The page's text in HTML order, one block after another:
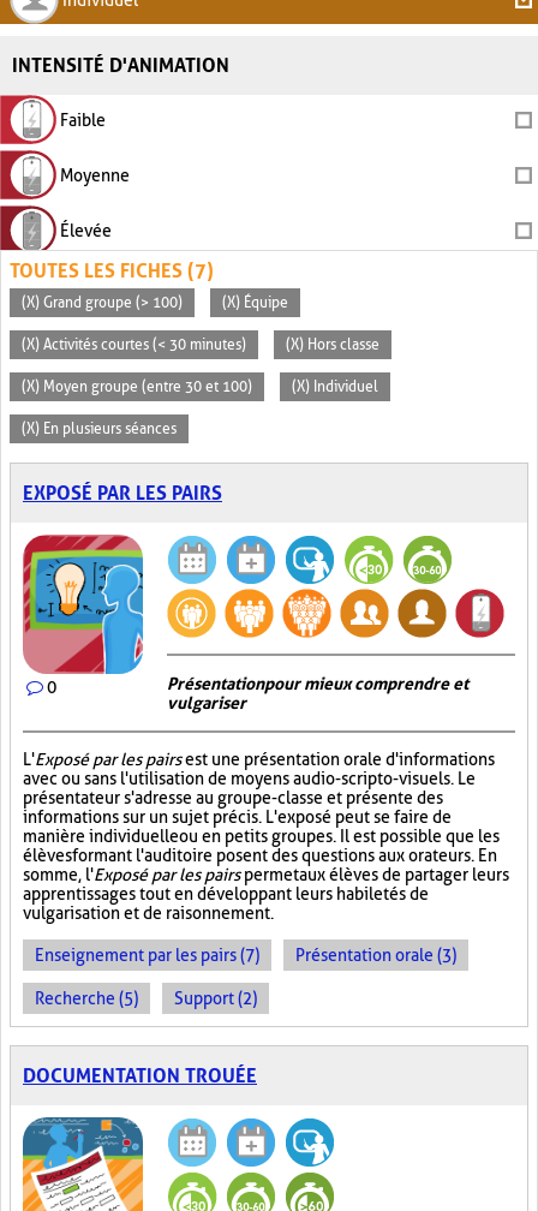
INTENSITÉ D'ANIMATION
Faible
Moyenne
Élevée
TOUTES LES FICHES (7)
(X) Grand groupe (> 100) (X) Équipe
(X) Activités courtes (< 30 minutes) (X) Hors classe
(X) Moyen groupe (entre 30 et 100) (X) Individuel
(X) En plusieurs séances
EXPOSÉ PAR LES PAIRS
0
Présentation pour mieux comprendre et
vulgariser
L'Exposé par les pairsest une présentation orale d'informations
avec ou sans l'utilisation de moyens audio-scripto-visuels. Le
présentateur s'adresse au groupe-classe et présente des
informations sur un sujet précis. L'exposé peut se faire de
manière individuelle ou en petits groupes. Il est possible que les
élèves formant l'auditoire posent des questions aux orateurs. En
somme, l'Exposé par les pairspermet aux élèves de partager leurs
apprentissages tout en développant leurs habiletés de
vulgarisation et de raisonnement.
Enseignement par les pairs (7) Présentation orale (3)
Recherche (5) Support (2)
DOCUMENTATION TROUÉE